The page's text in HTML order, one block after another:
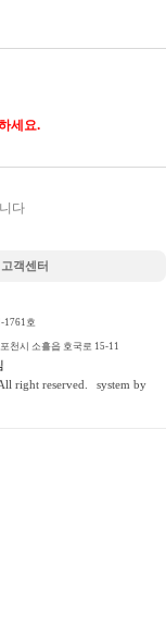
세요.
다
고객센터
1761호
천시 소흘읍 호국로 15-11
right reserved.
system by